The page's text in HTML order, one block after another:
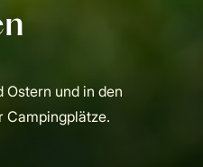
Ostern und in den
Campingplätze.